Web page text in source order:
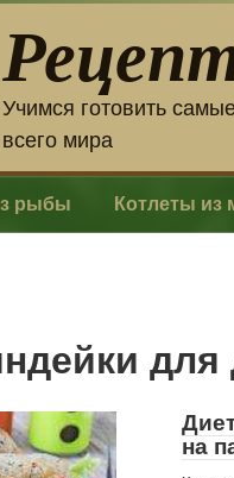
Учимся готовить
всего мира
рыбы Котлеты из
для
на